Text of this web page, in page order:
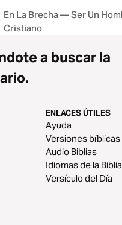
En La Brecha — Ser Un
Cristiano
a buscar la
ENLACES ÚTILES
Ayuda
Versiones bíblicas
Audio Biblias
Idiomas de la Biblia
Versículo del Día